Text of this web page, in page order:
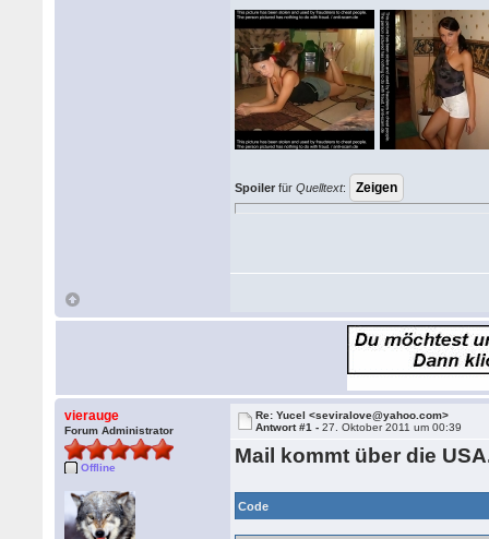
Spoiler fürQuelltext:
vierauge
Forum Administrator
Offline
Re: Yucel <seviralove@yahoo.com>
Antwort #1 -27. Oktober 2011 um 00:39
Mail kommt über die
Code